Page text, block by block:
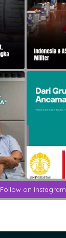
Follow on Instagram